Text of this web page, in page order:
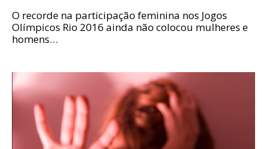
O recorde na participação feminina nos Jogos
Olímpicos Rio 2016 ainda não colocou mulheres e
homens…